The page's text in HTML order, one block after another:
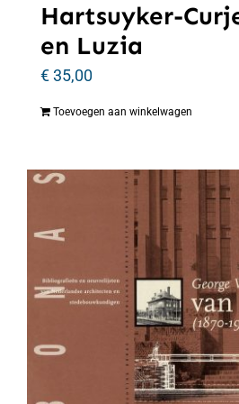
Hartsuyker-
en Luzia
€35,00
Toevoegen aan winkelwagen